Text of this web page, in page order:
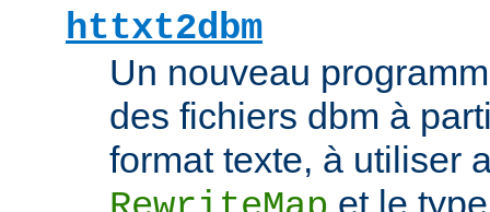
httxt2dbm
Un nouveau
des fichiers dbm à
format texte, à utiliser